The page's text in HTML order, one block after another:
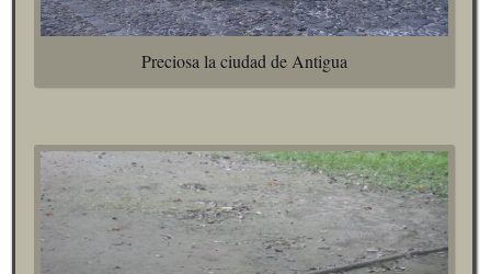
Preciosa la ciudad de Antigua